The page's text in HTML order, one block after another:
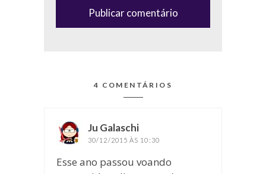
4 COMENTÁRIOS
Ju Galaschi
30/12/2015 ÀS 10:30
Esse ano passou voando